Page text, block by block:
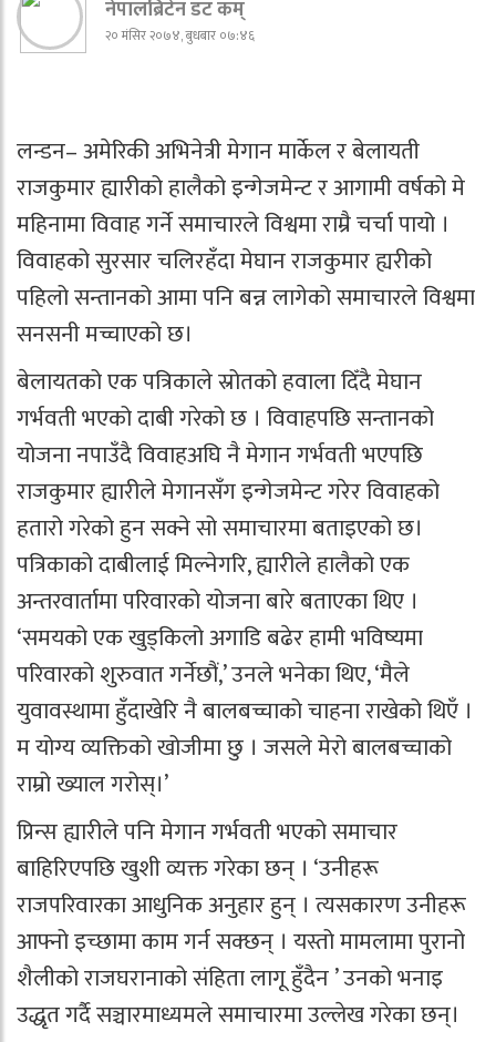
नेपालब्रिटेन डट कम्
२० मंसिर २०७४, बुधबार ०७:४६
लन्डन– अमेरिकी अभिनेत्री मेगान मार्केल र बेलायती
राजकुमार ह्यारीको हालैको इन्गेजमेन्ट र आगामी वर्षको मे
महिनामा विवाह गर्ने समाचारले विश्वमा राम्रै चर्चा पायो ।
विवाहको सुरसार चलिरहँदा मेघान राजकुमार ह्यरीको
पहिलो सन्तानको आमा पनि बन्न लागेको समाचारले विश्वमा
सनसनी मच्चाएको छ।
बेलायतको एक पत्रिकाले स्रोतको हवाला दिँदै मेघान
गर्भवती भएको दाबी गरेको छ । विवाहपछि सन्तानको
योजना नपाउँदै विवाहअघि नै मेगान गर्भवती भएपछि
राजकुमार ह्यारीले मेगानसँग इन्गेजमेन्ट गरेर विवाहको
हतारो गरेको हुन सक्ने सो समाचारमा बताइएको छ।
पत्रिकाको दाबीलाई मिल्नेगरि, ह्यारीले हालैको एक
अन्तरवार्तामा परिवारको योजना बारे बताएका थिए ।
‘समयको एक खुड्किलो अगाडि बढेर हामी भविष्यमा
परिवारको शुरुवात गर्नेछौं,’ उनले भनेका थिए, ‘मैले
युवावस्थामा हुँदाखेरि नै बालबच्चाको चाहना राखेको थिएँ ।
म योग्य व्यक्तिको खोजीमा छु । जसले मेरो बालबच्चाको
राम्रो ख्याल गरोस्।’
प्रिन्स ह्यारीले पनि मेगान गर्भवती भएको समाचार
बाहिरिएपछि खुशी व्यक्त गरेका छन् । ‘उनीहरू
राजपरिवारका आधुनिक अनुहार हुन् । त्यसकारण उनीहरू
आफ्नो इच्छामा काम गर्न सक्छन् । यस्तो मामलामा पुरानो
शैलीको राजघरानाको संहिता लागू हुँदैन ’ उनको भनाइ
उद्धृत गर्दै सञ्चारमाध्यमले समाचारमा उल्लेख गरेका छन्।